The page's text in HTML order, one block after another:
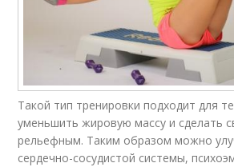
Такой тип тренировки подходит для
уменьшить жировую массу и сделать
рельефным. Таким образом можно
сердечно-сосудистой системы,